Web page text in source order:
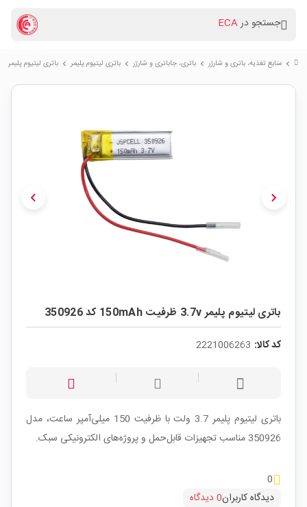
جستجو درECA
chevron_right منابع تغذیه، باتری و شارژر chevron_right باتری، جاباتری و شارژر chevron_right باتری لیتیوم پلیمر chevron_right باتری لیتیوم پلیمر 3.7v ظرفیت 150mAh کد 350926
chevron_left chevron_right
باتری لیتیوم پلیمر 3.7v ظرفیت 150mAh کد 350926
کد کالا: 2221006263
باتری لیتیوم پلیمر 3.7 ولت با ظرفیت 150 میلی‌آمپر ساعت، مدل
350926 مناسب تجهیزات قابل‌حمل و پروژه‌های الکترونیکی سبک.
0
دیدگاه کاربران0 دیدگاه